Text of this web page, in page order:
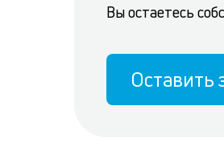
Вы остаетесь
Оставить